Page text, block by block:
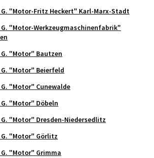
G. "Motor-Fritz Heckert" Karl-Marx-Stadt
G. "Motor-Werkzeugmaschinenfabrik"
G. "Motor" Bautzen
G. "Motor" Beierfeld
G. "Motor" Cunewalde
G. "Motor" Döbeln
G. "Motor" Dresden-Niedersedlitz
G. "Motor" Görlitz
G. "Motor" Grimma